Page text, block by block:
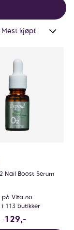
Nail Boost Serum
på Vita.no
i 113 butikker
i stedet for
129,-